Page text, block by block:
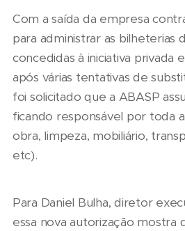
Com a saída da empresa
para administrar as bilheterias
concedidas à iniciativa privada
após várias tentativas de
foi solicitado que a ABASP
ficando responsável por toda
obra, limpeza, mobiliário,
etc).
Para Daniel Bulha, diretor
essa nova autorização